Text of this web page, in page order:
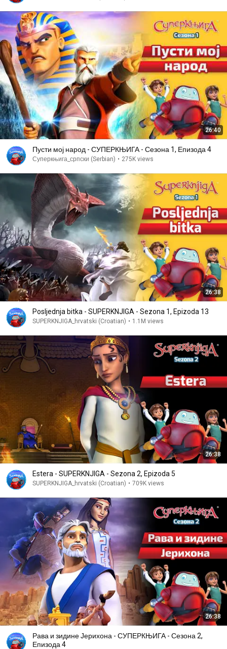
26:40
Пусти мој народ - СУПЕРКЊИГА - Сезона 1, Епизода 4
Суперкњига_српски (Serbian) • 275K views
26:38
Posljednja bitka - SUPERKNJIGA - Sezona 1, Epizoda 13
SUPERKNJIGA_hrvatski (Croatian) • 1.1M views
26:38
Estera - SUPERKNJIGA - Sezona 2, Epizoda 5
SUPERKNJIGA_hrvatski (Croatian) • 709K views
26:38
Рава и зидине Јерихона - СУПЕРКЊИГА - Сезона 2,
Епизода 4